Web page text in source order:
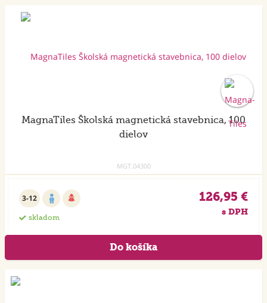
MagnaTiles Školská magnetická stavebnica, 100
dielov
MGT.04300
3-12
skladom
126,95 €
s DPH